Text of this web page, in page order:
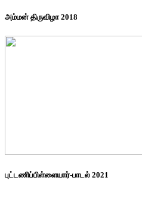
அம்மன் திருவிழா 2018
புட்டணிப்பிள்ளையார்-பாடல் 2021